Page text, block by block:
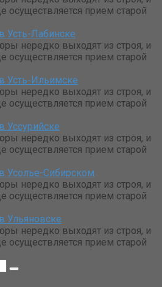
осуществляется прием старой
Усть-Лабинске
нередко выходят из строя, и
осуществляется прием старой
Усть-Ильимске
нередко выходят из строя, и
осуществляется прием старой
Уссурийске
нередко выходят из строя, и
осуществляется прием старой
Усолье-Сибирском
нередко выходят из строя, и
осуществляется прием старой
Ульяновске
нередко выходят из строя, и
осуществляется прием старой